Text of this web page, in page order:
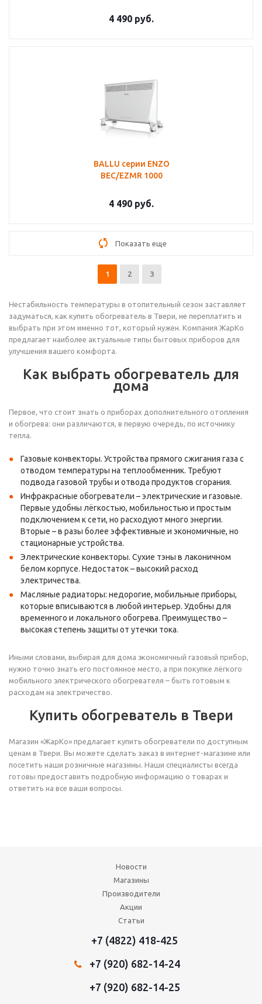
4 490 руб.
BALLU серии ENZO
BEC/EZMR 1000
4 490 руб.
Показать еще
1 2 3
Нестабильность температуры в отопительный сезон заставляет
задуматься, как купить обогреватель в Твери, не переплатить и
выбрать при этом именно тот, который нужен. Компания ЖарКо
предлагает наиболее актуальные типы бытовых приборов для
улучшения вашего комфорта.
Как выбрать обогреватель для
дома
Первое, что стоит знать о приборах дополнительного отопления
и обогрева: они различаются, в первую очередь, по источнику
тепла.
Газовые конвекторы. Устройства прямого сжигания газа с
отводом температуры на теплообменник. Требуют
подвода газовой трубы и отвода продуктов сгорания.
Инфракрасные обогреватели – электрические и газовые.
Первые удобны лёгкостью, мобильностью и простым
подключением к сети, но расходуют много энергии.
Вторые – в разы более эффективные и экономичные, но
стационарные устройства.
Электрические конвекторы. Сухие тэны в лаконичном
белом корпусе. Недостаток – высокий расход
электричества.
Масляные радиаторы: недорогие, мобильные приборы,
которые вписываются в любой интерьер. Удобны для
временного и локального обогрева. Преимущество –
высокая степень защиты от утечки тока.
Иными словами, выбирая для дома экономичный газовый прибор,
нужно точно знать его постоянное место, а при покупке лёгкого
мобильного электрического обогревателя – быть готовым к
расходам на электричество.
Купить обогреватель в Твери
Магазин «ЖарКо» предлагает купить обогреватели по доступным
ценам в Твери. Вы можете сделать заказ в интернет-магазине или
посетить наши розничные магазины. Наши специалисты всегда
готовы предоставить подробную информацию о товарах и
ответить на все ваши вопросы.
Новости
Магазины
Производители
Акции
Статьи
+7 (4822) 418-425
+7 (920) 682-14-24
+7 (920) 682-14-25